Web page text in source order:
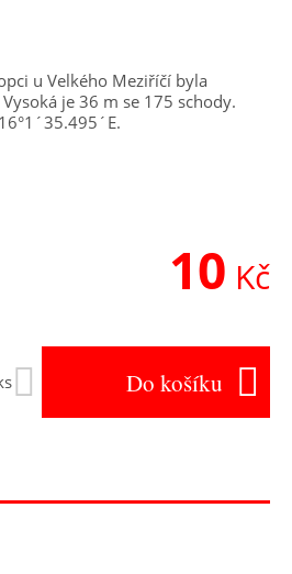
u Velkého Meziříčí byla
je 36 m se 175 schody.
10 Kč
Do košíku